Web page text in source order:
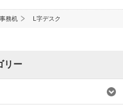
務机 L字デスク
リー